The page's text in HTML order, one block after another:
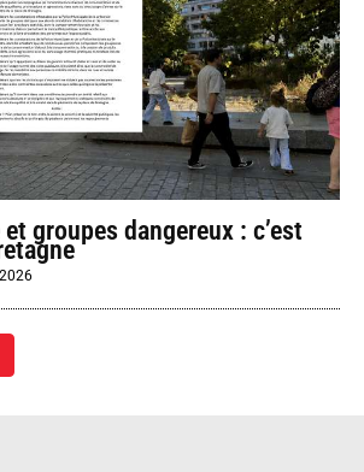
groupes dangereux : c’est